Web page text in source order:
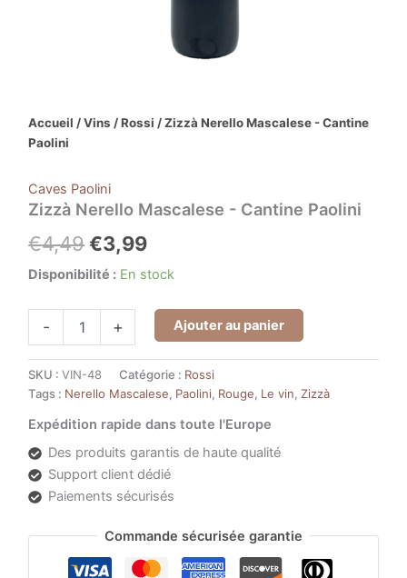
Accueil /Vins /Rossi / Zizzà Nerello Mascalese - Cantine
Paolini
Caves Paolini
Zizzà Nerello Mascalese - Cantine Paolini
€4,49 €3,99
Disponibilité : En stock
- + Ajouter au panier
SKU :VIN-48 Catégorie : Rossi
Tags : Nerello Mascalese, Paolini, Rouge, Le vin, Zizzà
Expédition rapide dans toute l'Europe
Des produits garantis de haute qualité
Support client dédié
Paiements sécurisés
Commande sécurisée garantie